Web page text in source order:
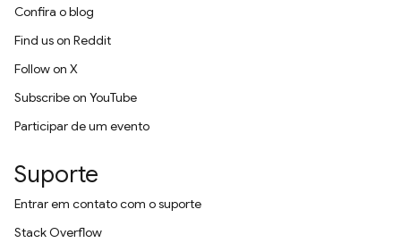
Confira o blog
Find us on Reddit
Follow on X
Subscribe on YouTube
Participar de um evento
Suporte
Entrar em contato com o suporte
Stack Overflow